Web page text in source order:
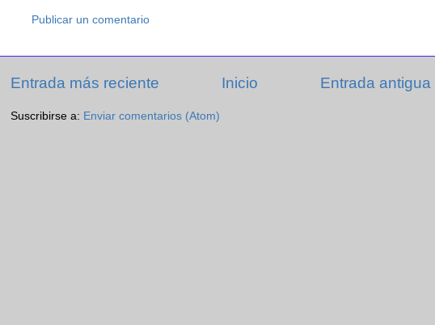
Publicar un comentario
Entrada más reciente Entrada antigua
Inicio
Suscribirse a: Enviar comentarios (Atom)